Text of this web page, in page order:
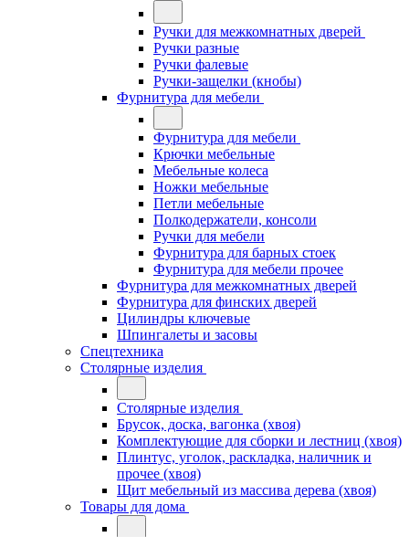
Ручки для межкомнатных дверей
Ручки разные
Ручки фалевые
Ручки-защелки (кнобы)
Фурнитура для мебели
Фурнитура для мебели
Крючки мебельные
Мебельные колеса
Ножки мебельные
Петли мебельные
Полкодержатели, консоли
Ручки для мебели
Фурнитура для барных стоек
Фурнитура для мебели прочее
Фурнитура для межкомнатных дверей
Фурнитура для финских дверей
Цилиндры ключевые
Шпингалеты и засовы
Спецтехника
Столярные изделия
Столярные изделия
Брусок, доска, вагонка (хвоя)
Комплектующие для сборки и лестниц (хвоя)
Плинтус, уголок, раскладка, наличник и
прочее (хвоя)
Щит мебельный из массива дерева (хвоя)
Товары для дома